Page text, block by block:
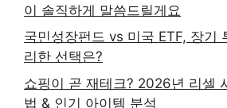
이 솔직하게 말씀드릴게요
국민성장펀드 vs 미국 ETF, 장기
리한 선택은?
쇼핑이 곧 재테크? 2026년 리셀
법 & 인기 아이템 분석